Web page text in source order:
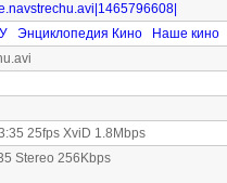
Энциклопедия Кино
Наше кино
25fps XviD 1.8Mbps
Stereo 256Kbps